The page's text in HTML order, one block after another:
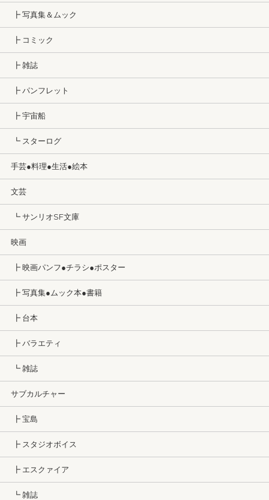
┣ 写真集＆ムック
┣ コミック
┣ 雑誌
┣ パンフレット
┣ 宇宙船
┗ スターログ
手芸●料理●生活●絵本
文芸
┗ サンリオSF文庫
映画
┣ 映画パンフ●チラシ●ポスター
┣ 写真集●ムック本●書籍
┣ 台本
┣ バラエティ
┗ 雑誌
サブカルチャー
┣ 宝島
┣ スタジオボイス
┣ エスクァイア
┗ 雑誌